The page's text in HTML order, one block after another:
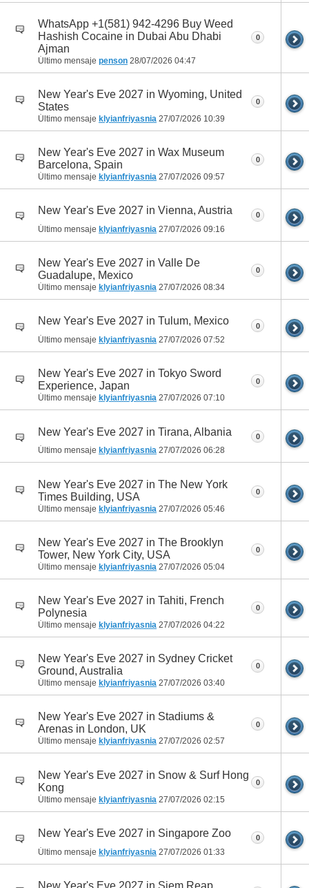
WhatsApp +1(581) 942-4296 Buy Weed
Hashish Cocaine in Dubai Abu Dhabi
Ajman
Último mensaje penson 28/07/2026 04:47
0
New Year's Eve 2027 in Wyoming, United
States
Último mensaje klyianfriyasnia 27/07/2026 10:39
0
New Year's Eve 2027 in Wax Museum
Barcelona, Spain
Último mensaje klyianfriyasnia 27/07/2026 09:57
0
New Year's Eve 2027 in Vienna, Austria
Último mensaje klyianfriyasnia 27/07/2026 09:16
0
New Year's Eve 2027 in Valle De
Guadalupe, Mexico
Último mensaje klyianfriyasnia 27/07/2026 08:34
0
New Year's Eve 2027 in Tulum, Mexico
Último mensaje klyianfriyasnia 27/07/2026 07:52
0
New Year's Eve 2027 in Tokyo Sword
Experience, Japan
Último mensaje klyianfriyasnia 27/07/2026 07:10
0
New Year's Eve 2027 in Tirana, Albania
Último mensaje klyianfriyasnia 27/07/2026 06:28
0
New Year's Eve 2027 in The New York
Times Building, USA
Último mensaje klyianfriyasnia 27/07/2026 05:46
0
New Year's Eve 2027 in The Brooklyn
Tower, New York City, USA
Último mensaje klyianfriyasnia 27/07/2026 05:04
0
New Year's Eve 2027 in Tahiti, French
Polynesia
Último mensaje klyianfriyasnia 27/07/2026 04:22
0
New Year's Eve 2027 in Sydney Cricket
Ground, Australia
Último mensaje klyianfriyasnia 27/07/2026 03:40
0
New Year's Eve 2027 in Stadiums &
Arenas in London, UK
Último mensaje klyianfriyasnia 27/07/2026 02:57
0
New Year's Eve 2027 in Snow & Surf Hong
Kong
Último mensaje klyianfriyasnia 27/07/2026 02:15
0
New Year's Eve 2027 in Singapore Zoo
Último mensaje klyianfriyasnia 27/07/2026 01:33
0
New Year's Eve 2027 in Siem Reap,